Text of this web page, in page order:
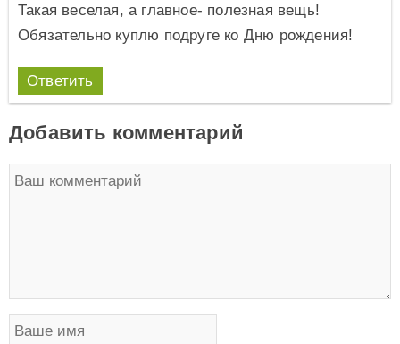
Такая веселая, а главное- полезная вещь!
Обязательно куплю подруге ко Дню рождения!
Ответить
Добавить комментарий